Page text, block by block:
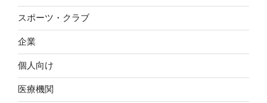
スポーツ・クラブ
企業
個人向け
医療機関